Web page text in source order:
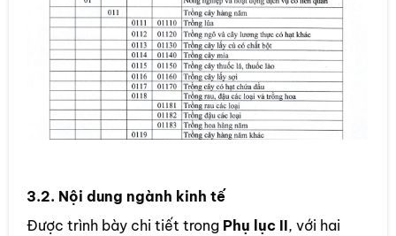
3.2. Nội dung ngành kinh tế
Được trình bày chi tiết trong Phụ lục II, với hai